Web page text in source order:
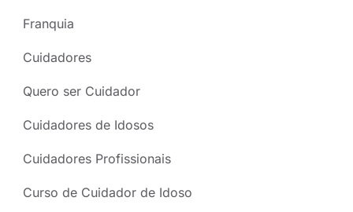
Franquia
Cuidadores
Quero ser Cuidador
Cuidadores de Idosos
Cuidadores Profissionais
Curso de Cuidador de Idoso